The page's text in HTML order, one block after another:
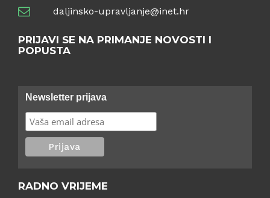
daljinsko-upravljanje@inet.hr
PRIJAVI SE NA PRIMANJE NOVOSTI I
POPUSTA
Newsletter prijava
RADNO VRIJEME